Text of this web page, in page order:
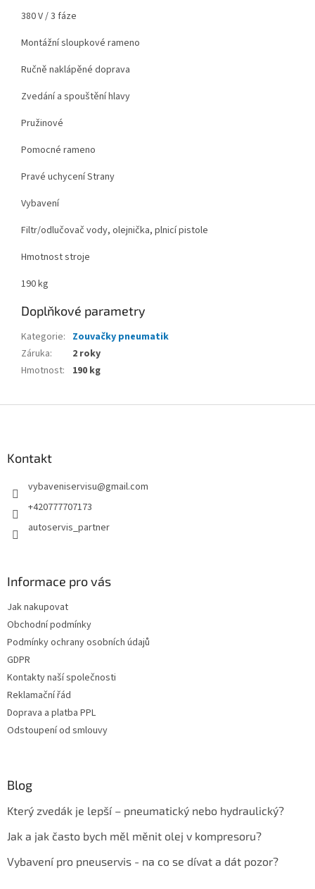
380 V / 3 fáze
Montážní sloupkové rameno
Ručně naklápěné doprava
Zvedání a spouštění hlavy
Pružinové
Pomocné rameno
Pravé uchycení Strany
Vybavení
Filtr/odlučovač vody, olejnička, plnicí pistole
Hmotnost stroje
190 kg
Doplňkové parametry
Kategorie: Zouvačky pneumatik
Záruka:
2 roky
Hmotnost: 190 kg
Kontakt
vybaveniservisu@gmail.com
+420777707173
autoservis_partner
Informace pro vás
Jak nakupovat
Obchodní podmínky
Podmínky ochrany osobních údajů
GDPR
Kontakty naší společnosti
Reklamační řád
Doprava a platba PPL
Odstoupení od smlouvy
Blog
Který zvedák je lepší – pneumatický nebo hydraulický?
Jak a jak často bych měl měnit olej v kompresoru?
Vybavení pro pneuservis - na co se dívat a dát pozor?